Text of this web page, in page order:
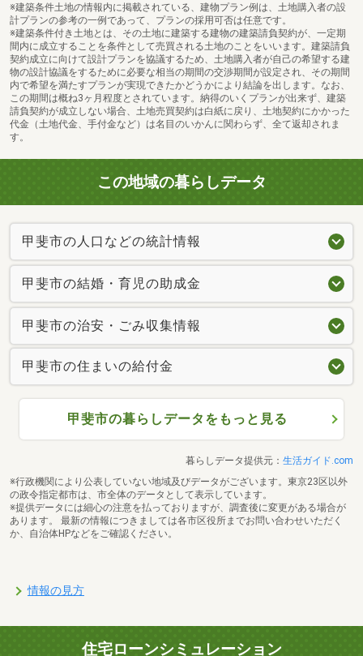
甲斐市立竜王北中学校まで1825m
※建築条件土地の情報内に掲載されている、建物プラン例は、土地購入者の設
計プランの参考の一例であって、プランの採用可否は任意です。
※建築条件付き土地とは、その土地に建築する建物の建築請負契約が、一定期
間内に成立することを条件として売買される土地のことをいいます。建築請負
契約成立に向けて設計プランを協議するため、土地購入者が自己の希望する建
物の設計協議をするために必要な相当の期間の交渉期間が設定され、その期間
内で希望を満たすプランが実現できたかどうかにより結論を出します。なお、
この期間は概ね3ヶ月程度とされています。納得のいくプランが出来ず、建築
請負契約が成立しない場合、土地売買契約は白紙に戻り、土地契約にかかった
代金（土地代金、手付金など）は名目のいかんに関わらず、全て返却されま
す。
この地域の暮らしデータ
甲斐市の人口などの統計情報
甲斐市の結婚・育児の助成金
甲斐市の治安・ごみ収集情報
甲斐市の住まいの給付金
甲斐市の暮らしデータをもっと見る
暮らしデータ提供元： 生活ガイド.com
※行政機関により公表していない地域及びデータがございます。東京23区以外
の政令指定都市は、市全体のデータとして表示しています。
※提供データには細心の注意を払っておりますが、調査後に変更がある場合が
あります。 最新の情報につきましては各市区役所までお問い合わせいただく
か、自治体HPなどをご確認ください。
情報の見方
住宅ローンシミュレーション